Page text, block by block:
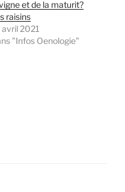
et de la maturit?
raisins
avril 2021
"Infos Oenologie"